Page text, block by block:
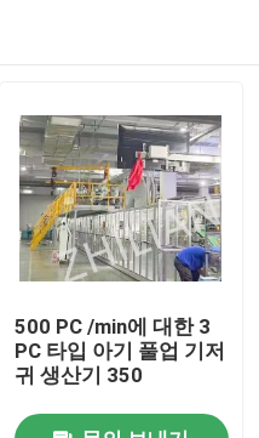
500 PC /min에 대한 3
PC 타입 아기 풀업 기저
귀 생산기 350